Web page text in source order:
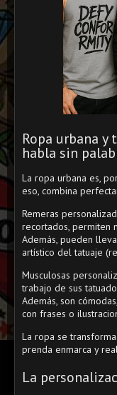
Ropa urbana
habla sin
La ropa urbana es,
eso, combina
Remeras
recortados, permiten
Además, pueden
artístico del tatuaje
Musculosas
trabajo de sus
Además, son
con frases o
La ropa se
prenda enmarca y
La